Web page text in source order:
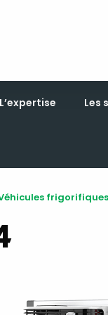
L’expertise Les
frigorifiques